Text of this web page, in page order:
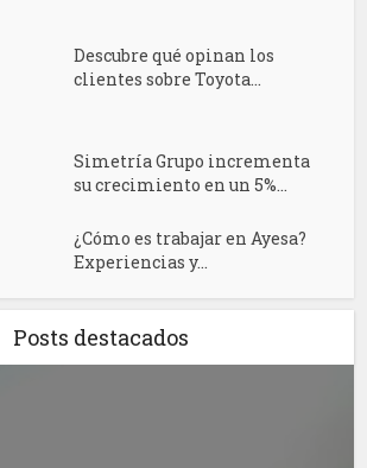
Descubre qué opinan los
clientes sobre Toyota...
Simetría Grupo incrementa
su crecimiento en un 5%...
¿Cómo es trabajar en Ayesa?
Experiencias y...
Posts destacados